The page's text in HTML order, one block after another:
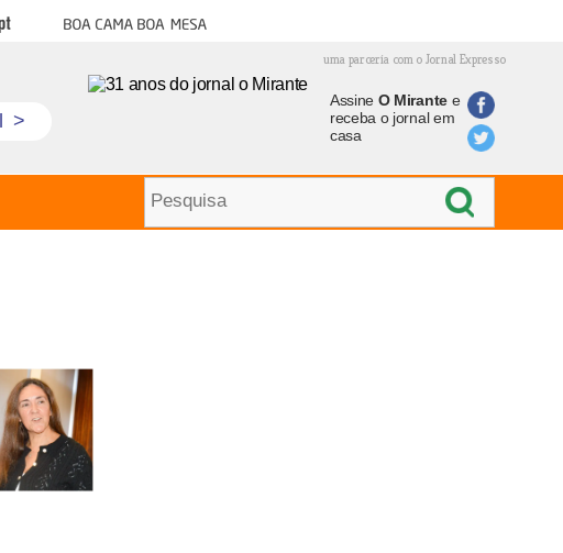
Boa cama boa mesa
uma parceria com o Jornal Expresso
>
Assine O Mirantee
receba o jornal em
casa